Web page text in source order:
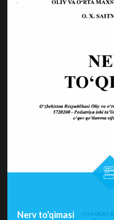
ВУЗов. Медицинская биохи...
Nerv to'qimasi